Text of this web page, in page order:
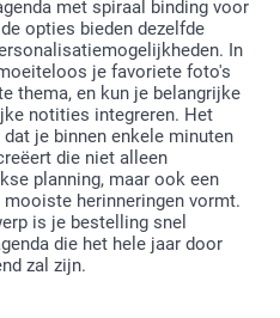
met spiraal binding voor
opties bieden dezelfde
In
je favoriete foto's
thema, en kun je belangrijke
notities integreren. Het
je binnen enkele minuten
die niet alleen
planning, maar ook een
herinneringen vormt.
is je bestelling snel
die het hele jaar door
zal zijn.